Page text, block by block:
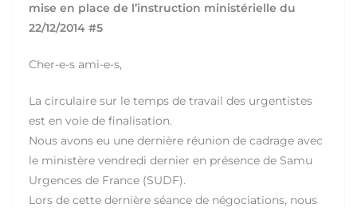
mise en place de l’instruction ministérielle du
22/12/2014 #5
Cher-e-s ami-e-s,
La circulaire sur le temps de travail des urgentistes
est en voie de finalisation.
Nous avons eu une dernière réunion de cadrage avec
le ministère vendredi dernier en présence de Samu
Urgences de France (SUDF).
Lors de cette dernière séance de négociations, nous